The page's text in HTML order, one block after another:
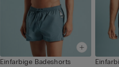
Einfarbige Badeshorts